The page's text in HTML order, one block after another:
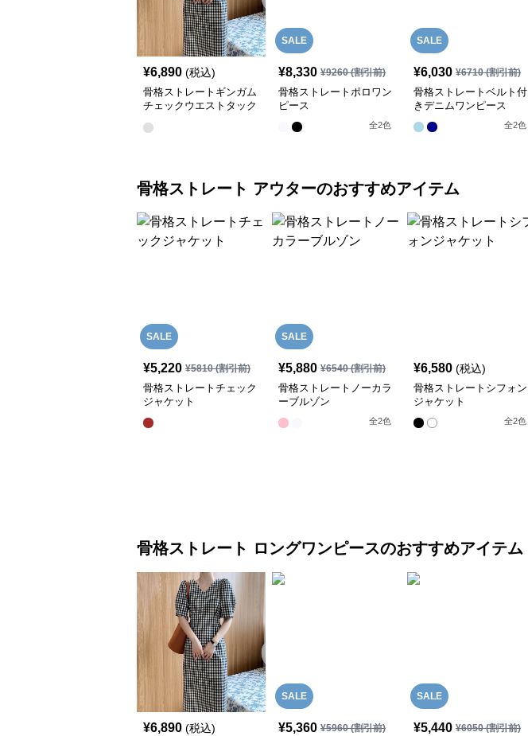
¥6,890 (税込)
骨格ストレートギンガム
チェックウエストタック
SALE
¥8,330 ¥9260(割引前)
骨格ストレートポロワン
ピース
全2色
SALE
¥6,030 ¥6710(割引前)
骨格ストレートベルト付
きデニムワンピース
全2色
骨格ストレート アウターのおすすめアイテム
SALE
¥5,220 ¥5810(割引前)
骨格ストレートチェック
ジャケット
SALE
¥5,880 ¥6540(割引前)
骨格ストレートノーカラ
ーブルゾン
全2色
¥6,580 (税込)
骨格ストレートシフォン
ジャケット
全2色
骨格ストレート ロングワンピースのおすすめアイテム
¥6,890 (税込)
SALE
¥5,360 ¥5960(割引前)
SALE
¥5,440 ¥6050(割引前)